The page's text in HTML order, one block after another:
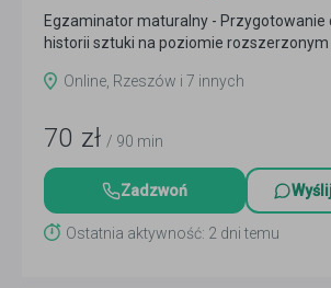
Egzaminator maturalny - Przygotowanie
historii sztuki na poziomie rozszerzonym
Online, Rzeszów i 7 innych
70 zł / 90 min
Zadzwoń
Ostatnia aktywność: 2 dni temu